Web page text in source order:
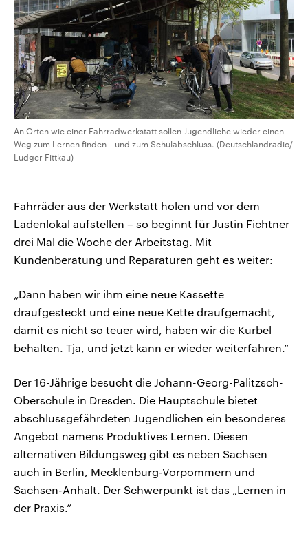
An Orten wie einer Fahrradwerkstatt sollen Jugendliche wieder einen
Weg zum Lernen finden – und zum Schulabschluss. (Deutschlandradio/
Ludger Fittkau)
Fahrräder aus der Werkstatt holen und vor dem
Ladenlokal aufstellen – so beginnt für Justin Fichtner
drei Mal die Woche der Arbeitstag. Mit
Kundenberatung und Reparaturen geht es weiter:
„Dann haben wir ihm eine neue Kassette
draufgesteckt und eine neue Kette draufgemacht,
damit es nicht so teuer wird, haben wir die Kurbel
behalten. Tja, und jetzt kann er wieder weiterfahren.“
Der 16-Jährige besucht die Johann-Georg-Palitzsch-
Oberschule in Dresden. Die Hauptschule bietet
abschlussgefährdeten Jugendlichen ein besonderes
Angebot namens Produktives Lernen. Diesen
alternativen Bildungsweg gibt es neben Sachsen
auch in Berlin, Mecklenburg-Vorpommern und
Sachsen-Anhalt. Der Schwerpunkt ist das „Lernen in
der Praxis.“